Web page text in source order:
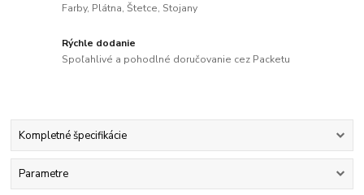
Farby, Plátna, Štetce, Stojany
Rýchle dodanie
Spoľahlivé a pohodlné doručovanie cez Packetu
Kompletné špecifikácie
Parametre